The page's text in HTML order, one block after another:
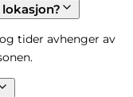
tider avhenger av